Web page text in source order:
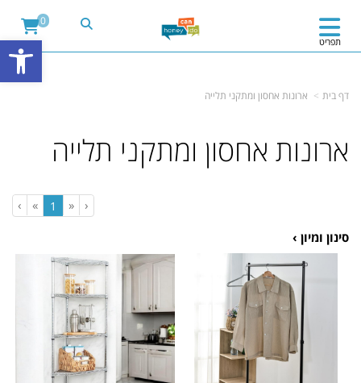
תפריט
0
דף בית ארונות אחסון ומתקני תלייה
ארונות אחסון ומתקני תלייה
‹
«
1
»
›
סינון ומיון ›